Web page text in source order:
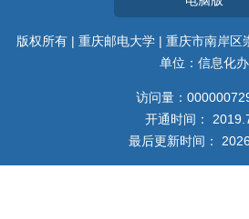
版权所有 | 重庆邮电大学 | 重庆市南岸
单位：信息化办
访问量：
开通时间： 2019
最后更新时间： 2026